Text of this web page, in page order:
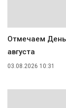
Отмечаем День
августа
03.08.2026 10:31